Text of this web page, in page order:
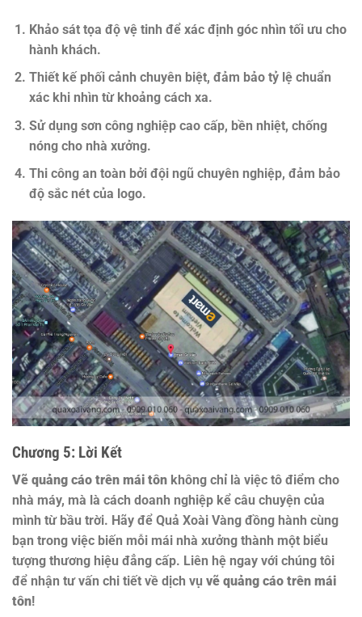
Khảo sát tọa độ vệ tinh để xác định góc nhìn tối ưu cho
hành khách.
Thiết kế phối cảnh chuyên biệt, đảm bảo tỷ lệ chuẩn
xác khi nhìn từ khoảng cách xa.
Sử dụng sơn công nghiệp cao cấp, bền nhiệt, chống
nóng cho nhà xưởng.
Thi công an toàn bởi đội ngũ chuyên nghiệp, đảm bảo
độ sắc nét của logo.
Chương 5: Lời Kết
Vẽ quảng cáo trên mái tôn không chỉ là việc tô điểm cho
nhà máy, mà là cách doanh nghiệp kể câu chuyện của
mình từ bầu trời. Hãy để Quả Xoài Vàng đồng hành cùng
bạn trong việc biến mỗi mái nhà xưởng thành một biểu
tượng thương hiệu đẳng cấp. Liên hệ ngay với chúng tôi
để nhận tư vấn chi tiết về dịch vụ vẽ quảng cáo trên mái
tôn!